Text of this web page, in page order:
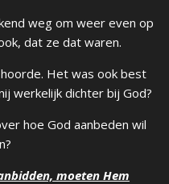
weg om weer even op
dat ze dat waren.
Het was ook best
werkelijk dichter bij God?
hoe God aanbeden wil
moeten Hem